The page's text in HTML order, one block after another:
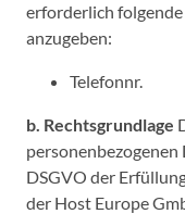
erforderlich
anzugeben:
Telefonnr.
b. Rechtsgrundlage
personenbezogenen
DSGVO der
der Host Europe